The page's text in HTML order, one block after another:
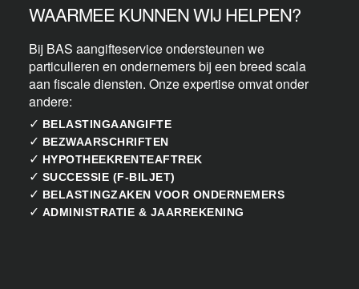
WAARMEE KUNNEN WIJ HELPEN?
Bij BAS aangifteservice ondersteunen we
particulieren en ondernemers bij een breed scala
aan fiscale diensten. Onze expertise omvat onder
andere:
✓ BELASTINGAANGIFTE
✓ BEZWAARSCHRIFTEN
✓ HYPOTHEEKRENTEAFTREK
✓ SUCCESSIE (F-BILJET)
✓ BELASTINGZAKEN VOOR ONDERNEMERS
✓ ADMINISTRATIE & JAARREKENING